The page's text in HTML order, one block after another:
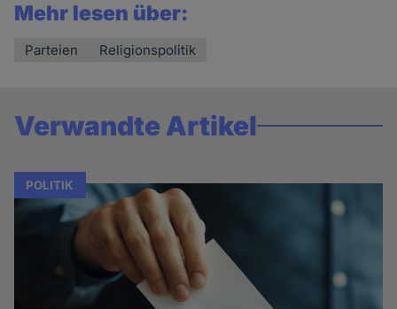
Mehr lesen über:
Parteien Religionspolitik
Verwandte Artikel
POLITIK